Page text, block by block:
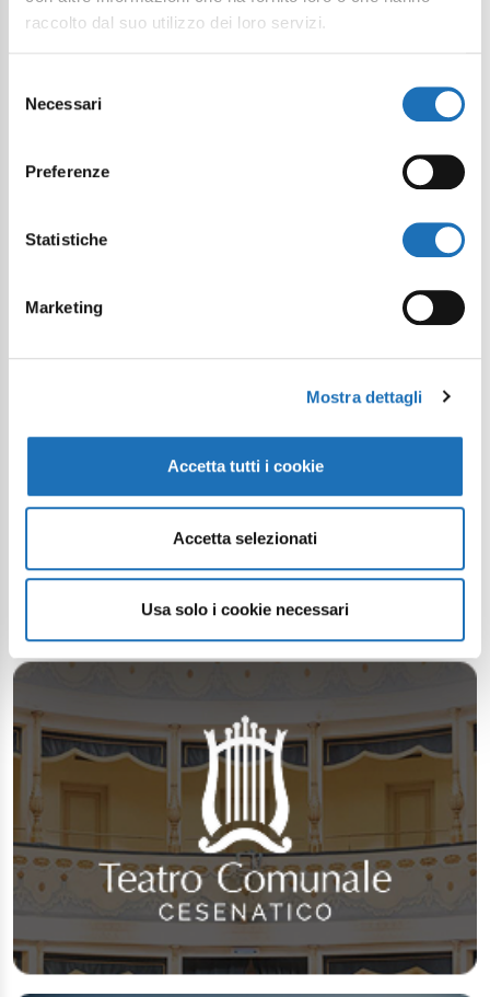
raccolto dal suo utilizzo dei loro servizi.
delNecessari
Preferenze
Statistiche
Marketing
Mostra dettagli
Accetta tutti i cookie
Accetta selezionati
Usa solo i cookie necessari